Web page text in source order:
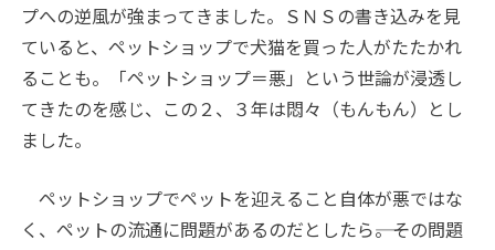
プへの逆風が強まってきました。ＳＮＳの書き込みを見
ていると、ペットショップで犬猫を買った人がたたかれ
ることも。「ペットショップ＝悪」という世論が浸透し
てきたのを感じ、この２、３年は悶々（もんもん）とし
ました。
ペットショップでペットを迎えること自体が悪ではな
く、ペットの流通に問題があるのだとしたら――。その問題